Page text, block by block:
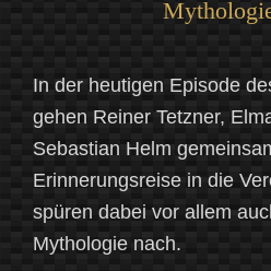
In der heutigen Episode
gehen Reiner Tetzner,
Sebastian Helm
Erinnerungsreise in die
spüren dabei vor allem
Mythologie nach.